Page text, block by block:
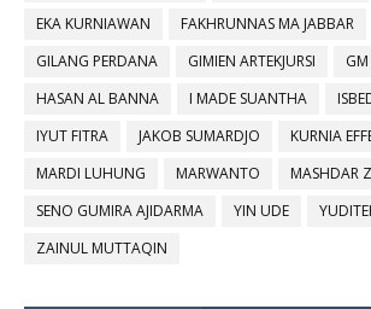
EKA KURNIAWAN
FAKHRUNNAS MA JABBAR
GILANG PERDANA
GIMIEN ARTEKJURSI
HASAN AL BANNA
I MADE SUANTHA
IYUT FITRA
JAKOB SUMARDJO
KURNIA
MARDI LUHUNG
MARWANTO
MASHDAR
SENO GUMIRA AJIDARMA
YIN UDE
ZAINUL MUTTAQIN